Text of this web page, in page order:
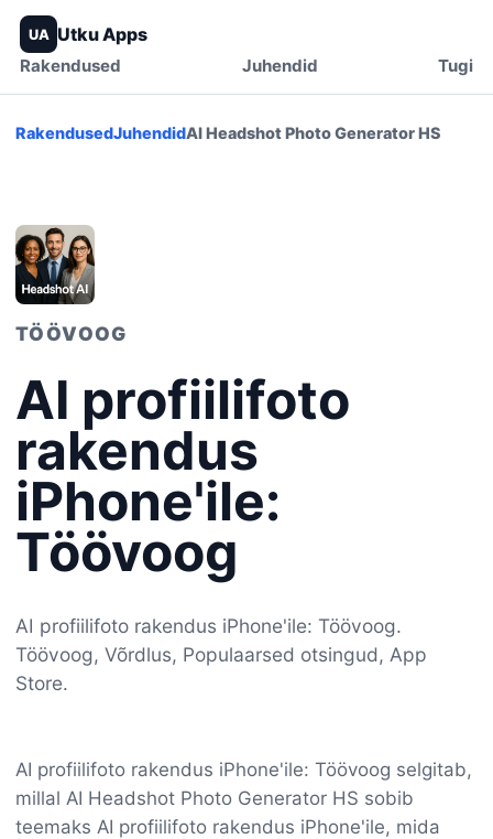
UA Utku Apps
Rakendused Juhendid Tugi
RakendusedJuhendidAI Headshot Photo Generator HS
TÖÖVOOG
AI profiilifoto
rakendus
iPhone'ile:
Töövoog
AI profiilifoto rakendus iPhone'ile: Töövoog.
Töövoog, Võrdlus, Populaarsed otsingud, App
Store.
AI profiilifoto rakendus iPhone'ile: Töövoog selgitab,
millal AI Headshot Photo Generator HS sobib
teemaks AI profiilifoto rakendus iPhone'ile, mida